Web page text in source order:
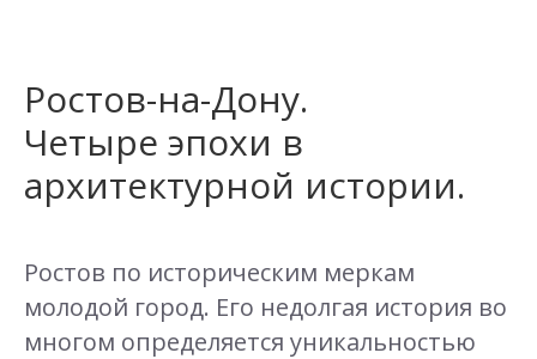
Ростов-на-Дону.
Четыре эпохи в
архитектурной истории.
Ростов по историческим меркам
молодой город. Его недолгая история во
многом определяется уникальностью